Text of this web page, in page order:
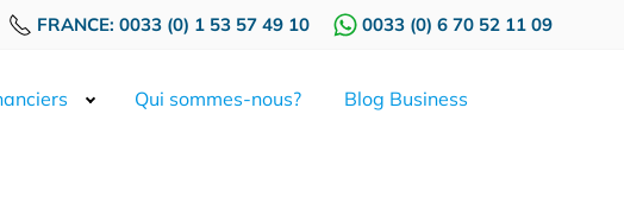
FRANCE: 0033 (0) 1 53 57 49 10 0033 (0) 6 70 52 11 09
Qui sommes-nous? Blog Business